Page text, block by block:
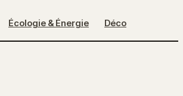
Écologie & Énergie Déco